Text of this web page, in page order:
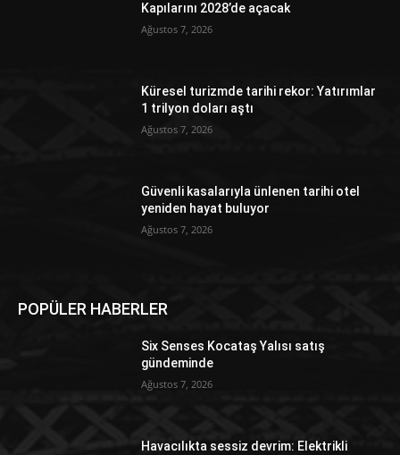
Kapılarını 2028’de açacak
Ağustos 7, 2026
Küresel turizmde tarihi rekor: Yatırımlar
1 trilyon doları aştı
Ağustos 7, 2026
Güvenli kasalarıyla ünlenen tarihi otel
yeniden hayat buluyor
Ağustos 7, 2026
POPÜLER HABERLER
Six Senses Kocataş Yalısı satış
gündeminde
Ağustos 7, 2026
Havacılıkta sessiz devrim: Elektrikli